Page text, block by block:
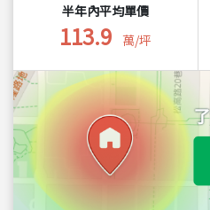
半年內平均單價
113.9 萬/坪